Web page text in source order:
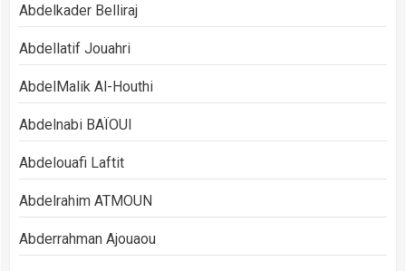
Abdelkader Belliraj
Abdellatif Jouahri
AbdelMalik Al-Houthi
Abdelnabi BAÏOUI
Abdelouafi Laftit
Abdelrahim ATMOUN
Abderrahman Ajouaou